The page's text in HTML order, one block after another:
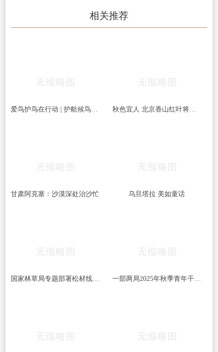
相关推荐
爱鸟护鸟在行动 | 护航候鸟迁徙，守护鸟类家园！哈尔滨青少年在行动…… 秋色宜人 北京香山红叶将迎最佳观赏期
甘肃阿克塞：沙漠深处治沙忙 乌旦塔拉 美如童话
国家林草局专题部署松材线虫病等疫情防控工作 一部两局2025年秋季青年干部培训班和处级干部进修班开班